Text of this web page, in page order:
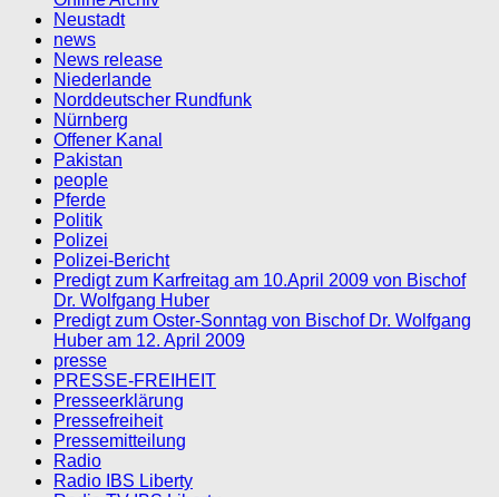
Neustadt
news
News release
Niederlande
Norddeutscher Rundfunk
Nürnberg
Offener Kanal
Pakistan
people
Pferde
Politik
Polizei
Polizei-Bericht
Predigt zum Karfreitag am 10.April 2009 von Bischof
Dr. Wolfgang Huber
Predigt zum Oster-Sonntag von Bischof Dr. Wolfgang
Huber am 12. April 2009
presse
PRESSE-FREIHEIT
Presseerklärung
Pressefreiheit
Pressemitteilung
Radio
Radio IBS Liberty